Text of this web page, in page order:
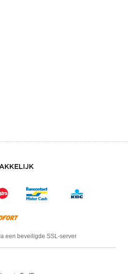
een beveiligde SSL-server